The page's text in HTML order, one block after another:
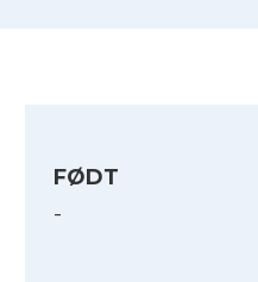
FØDT
-